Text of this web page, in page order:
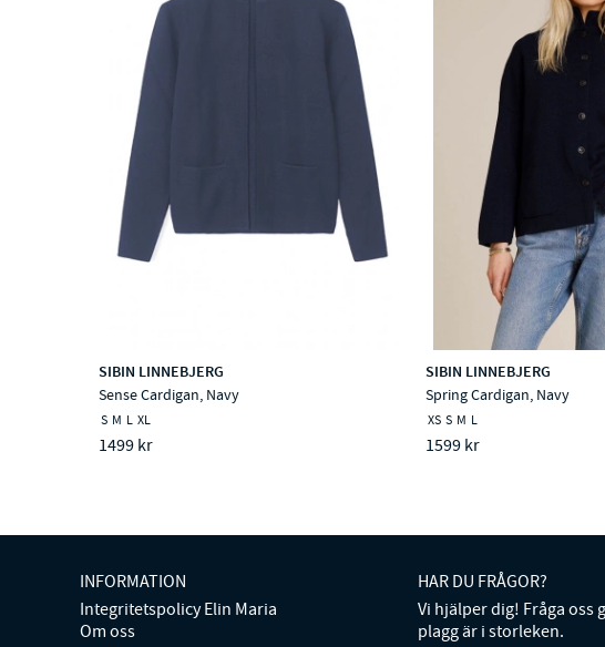
SIBIN LINNEBJERG
Sense Cardigan, Navy
S M L XL
1499 kr
SIBIN LINNEBJERG
Spring Cardigan, Navy
XS S M L
1599 kr
INFORMATION
Integritetspolicy Elin Maria
Om oss
HAR DU FRÅGOR?
Vi hjälper dig! Fråga oss
plagg är i storleken.